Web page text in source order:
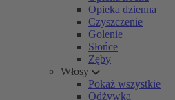
Opieka dzienna
Czyszczenie
Golenie
Słońce
Zęby
Włosy
Pokaż wszystkie
Odżywka